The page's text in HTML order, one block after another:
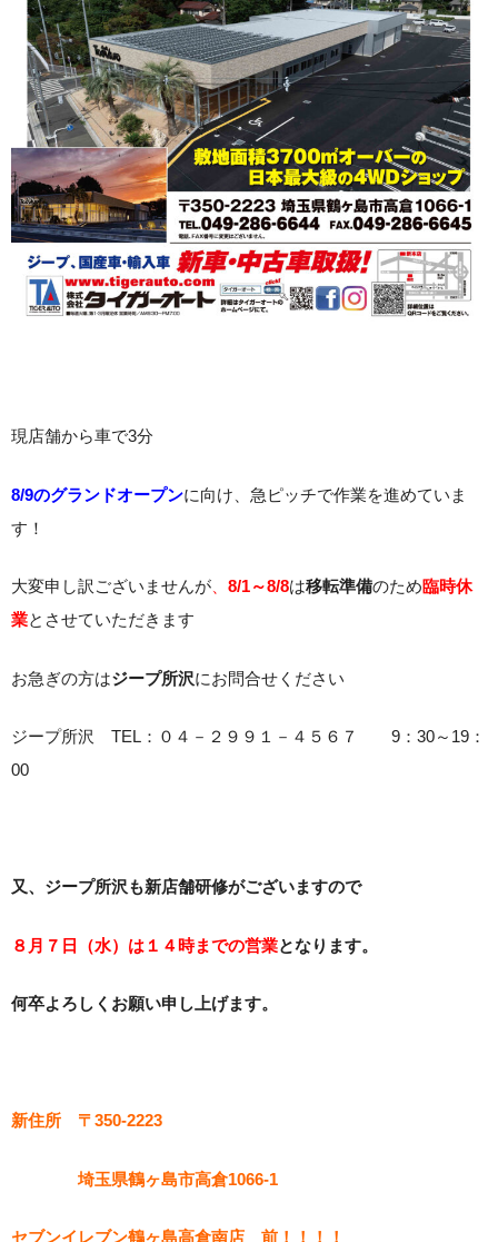
現店舗から車で3分
8/9のグランドオープンに向け、急ピッチで作業を進めていま
す！
大変申し訳ございませんが 8/1～8/8は移転準備のため臨時休
業とさせていただきます
お急ぎの方はジープ所沢にお問合せください
ジープ所沢 TEL：０４－２９９１－４５６７ 9：30～19：
00
又、ジープ所沢も新店舗研修がございますので
８月７日（水）は１４時までの営業となります。
何卒よろしくお願い申し上げます。
新住所 〒350-2223
埼玉県鶴ヶ島市高倉1066-1
セブンイレブン鶴ヶ島高倉南店 前！！！！